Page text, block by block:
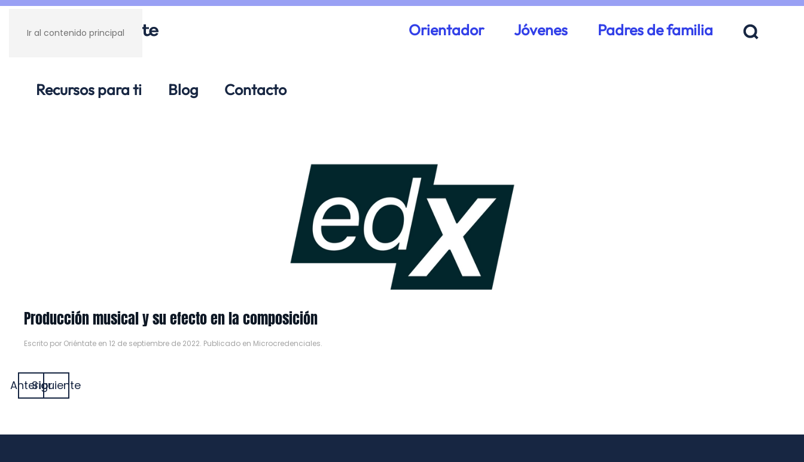
Ir al contenido principal Orientador Jóvenes Padres de familia
Recursos para ti Blog Contacto
Producción musical y su efecto en la composición
Escrito por Oriéntate en 12 de septiembre de 2022. Publicado en Microcredenciales.
AnteriorSiguiente